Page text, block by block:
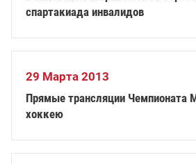
спартакиада инвалидов
29 Марта 2013
Прямые трансляции Чемпионата
хоккею